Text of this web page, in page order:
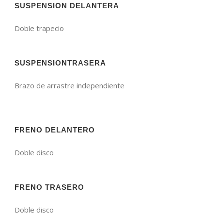
SUSPENSION DELANTERA
Doble trapecio
SUSPENSIONTRASERA
Brazo de arrastre independiente
FRENO DELANTERO
Doble disco
FRENO TRASERO
Doble disco